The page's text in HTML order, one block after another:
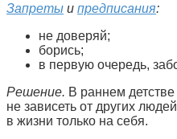
Запреты и предписания:
не доверяй;
борись;
в первую очередь,
Решение. В раннем
не зависеть от других
в жизни только на себя.